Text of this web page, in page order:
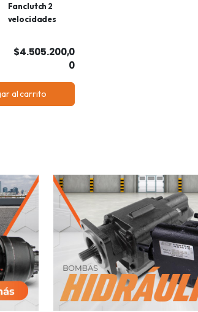
Fanclutch 2
velocidades
$4.505.200,0
0
al carrito